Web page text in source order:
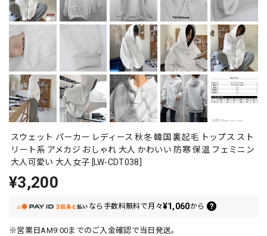
スウェット パーカー レディース 秋冬 韓国 裏起毛 トップス スト
リート系 アメカジ おしゃれ 大人 かわいい 防寒 保温 フェミニン
大人可愛い 大人女子 [LW-CDT038]
¥3,200
なら 手数料無料で月々¥1,060から
※営業日AM9:00までのご入金確認で当日発送。